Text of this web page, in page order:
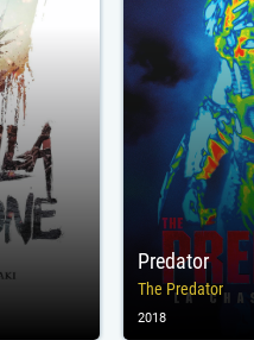
Predator
The Predator
2018